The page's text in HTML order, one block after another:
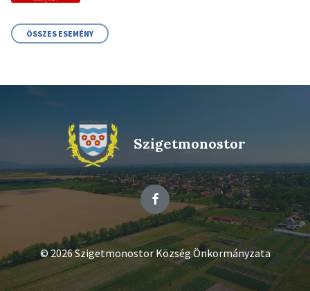
ÖSSZES ESEMÉNY
Szigetmonostor
Facebook
© 2026 Szigetmonostor Község Önkormányzata